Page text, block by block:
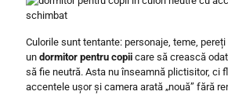
Culorile sunt tentante: personaje, teme,
un dormitor pentru copii care să crească
să fie neutră. Asta nu înseamnă plictisitor, ci
accentele ușor și camera arată „nouă” fără